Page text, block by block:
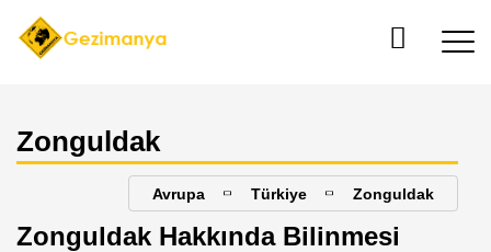
Zonguldak
Avrupa Türkiye Zonguldak
Zonguldak Hakkında Bilinmesi